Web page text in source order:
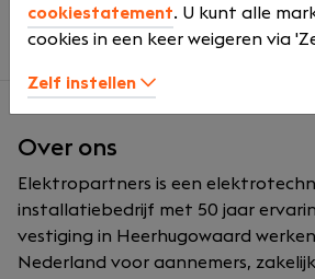
uitzicht op een vast
Over ons
Elektropartners is een
installatiebedrijf met 50 jaar
vestiging in Heerhugowaard
Nederland voor aannemers,
cookiestatement. U kunt alle
cookies in een keer weigeren via
Zelf instellen